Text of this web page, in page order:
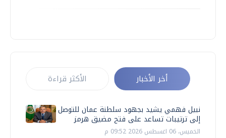
أخر الأخبار الأكثر قراءة
نبيل فهمي يشيد بجهود سلطنة عمان للتوصل
إلى ترتيبات تساعد على فتح مضيق هرمز
الخميس، 06 اغسطس 2026 09:52 م